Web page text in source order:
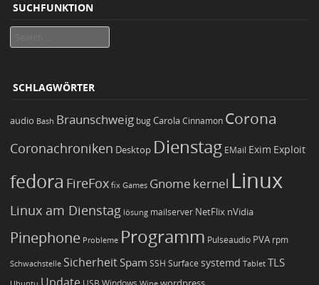
SUCHFUNKTION
SCHLAGWÖRTER
audio Bash Braunschweig bugCarola Cinnamon Corona
Coronachroniken Desktop Dienstag EMail Exim Exploit
fedora FireFox fix Games Gnome kernel Linux
Linux am Dienstag lösung mailserver NetFlix nVidia
Pinephone Probleme Programm Pulseaudio PVA rpm
Schwachstelle Sicherheit Spam SSH Surface systemd Tablet TLS